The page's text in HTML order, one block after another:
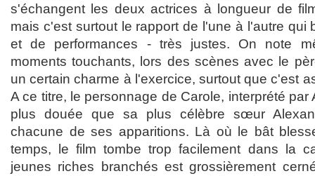
s'échangent les deux actrices à longueur de
mais c'est surtout le rapport de l'une à l'autre qui
et de performances - très justes. On note
moments touchants, lors des scènes avec le
un certain charme à l'exercice, surtout que c'est
A ce titre, le personnage de Carole, interprété par
plus douée que sa plus célèbre sœur
chacune de ses apparitions. Là où le bât
temps, le film tombe trop facilement dans la
jeunes riches branchés est grossièrement